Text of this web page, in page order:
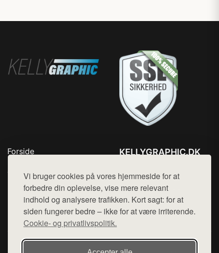
Vi bruger cookies på vores hjemmeside for at
forbedre din oplevelse, vise mere relevant
indhold og analysere trafikken. Kort sagt: for at
siden fungerer bedre – ikke for at være irriterende.
Cookie- og privatlivspolitik.
Forside
Top Rabatter
Blog
Kontakt
KELLYGRAPHIC.DK
Mail: hej@want.dk
Cookie- og privatlivspolitik
Denne side er en del af want.dk, der udgiver en række